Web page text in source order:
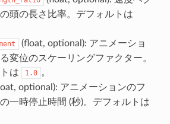
の頭の長さ比率。デフォルトは
(float, optional): アニメーショ
変位のスケーリングファクター。
は
1.0 。
optional): アニメーションのフ
一時停止時間 (秒)。デフォルトは